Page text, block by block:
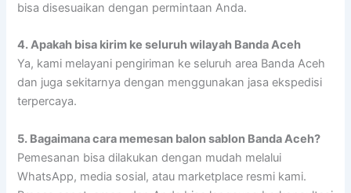
bisa disesuaikan dengan permintaan Anda.
4. Apakah bisa kirim ke seluruh wilayah Banda Aceh
Ya, kami melayani pengiriman ke seluruh area Banda Aceh
dan juga sekitarnya dengan menggunakan jasa ekspedisi
terpercaya.
5. Bagaimana cara memesan balon sablon Banda Aceh?
Pemesanan bisa dilakukan dengan mudah melalui
WhatsApp, media sosial, atau marketplace resmi kami.